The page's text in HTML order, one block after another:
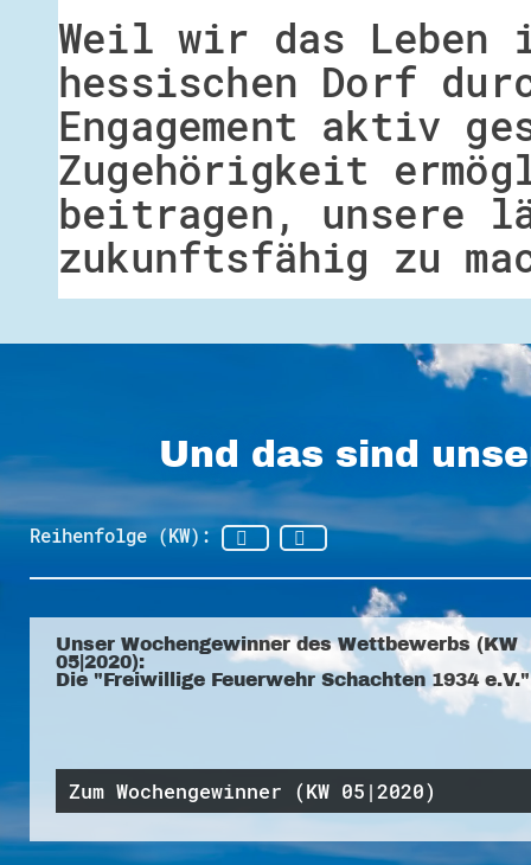
Weil wir das Leben
hessischen Dorf
Engagement aktiv
Zugehörigkeit
beitragen, unsere
zukunftsfähig zu
Und das sind
Reihenfolge (KW):
Unser Wochengewinner des Wettbewerbs (KW
05|2020):
Die "Freiwillige Feuerwehr Schachten 1934 e.V."
Zum Wochengewinner (KW 05|2020)